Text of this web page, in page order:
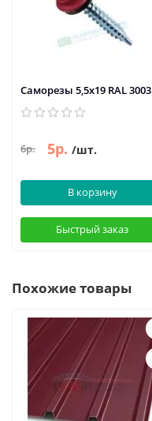
Саморезы 5,5х19 RAL 3003
6р. 5р. /шт.
В корзину
Быстрый заказ
Похожие товары